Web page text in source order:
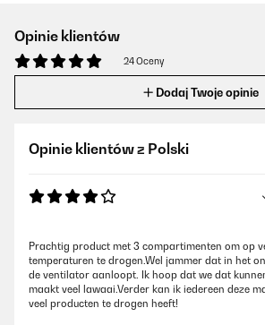
Opinie klientów
24 Oceny
Dodaj Twoje opinie
Opinie klientów z Polski
Prachtig product met 3 compartimenten om op
temperaturen te drogen.Wel jammer dat in het
de ventilator aanloopt. Ik hoop dat we dat
maakt veel lawaai.Verder kan ik iedereen deze
veel producten te drogen heeft!